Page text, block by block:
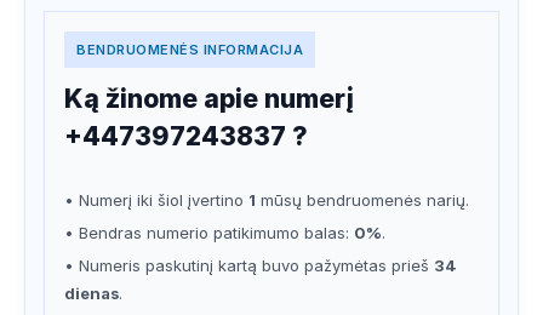
BENDRUOMENĖS INFORMACIJA
Ką žinome apie numerį
+447397243837 ?
• Numerį iki šiol įvertino 1 mūsų bendruomenės narių.
• Bendras numerio patikimumo balas: 0%.
• Numeris paskutinį kartą buvo pažymėtas prieš 34
dienas.